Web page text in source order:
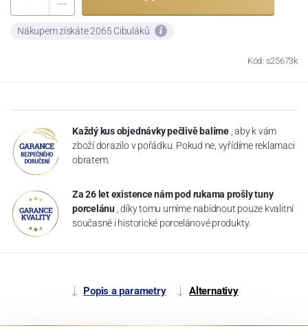
Nákupem získáte 2065 Cibuláků
Kód: s25673k
Každý kus objednávky pečlivě balíme , aby k vám
zboží dorazilo v pořádku. Pokud ne, vyřídíme reklamaci
obratem.
Za 26 let existence nám pod rukama prošly tuny
porcelánu , díky tomu umíme nabídnout pouze kvalitní
současné i historické porcelánové produkty.
Popis a parametry Alternativy